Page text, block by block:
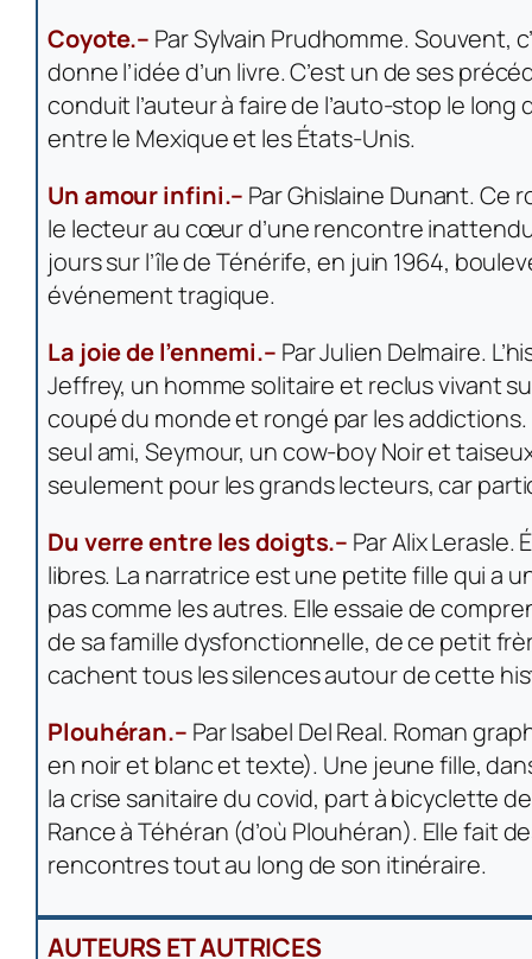
Coyote.– Par Sylvain Prudhomme. Souvent,
donne l’idée d’un livre. C’est un de ses
conduit l’auteur à faire de l’auto-stop le long
entre le Mexique et les États-Unis.
Un amour infini.– Par Ghislaine Dunant. Ce
le lecteur au cœur d’une rencontre
jours sur l’île de Ténérife, en juin 1964,
événement tragique.
La joie de l’ennemi.– Par Julien Delmaire.
Jeffrey, un homme solitaire et reclus vivant
coupé du monde et rongé par les addictions.
seul ami, Seymour, un cow-boy Noir et
seulement pour les grands lecteurs, car
Du verre entre les doigts.– Par Alix Lerasle.
libres. La narratrice est une petite fille qui a
pas comme les autres. Elle essaie de
de sa famille dysfonctionnelle, de ce petit
cachent tous les silences autour de cette
Plouhéran.– Par Isabel Del Real. Roman
en noir et blanc et texte). Une jeune fille,
la crise sanitaire du covid, part à bicyclette
Rance à Téhéran (d’où Plouhéran). Elle fait
rencontres tout au long de son itinéraire.
AUTEURS ET AUTRICES